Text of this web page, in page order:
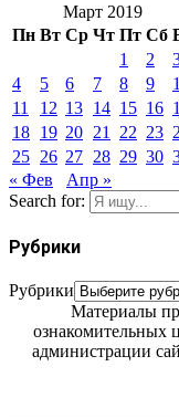
Март 2019
Пн Вт Ср Чт Пт Сб
1
2
4
5 6 7 8 9
11
12 13 14 15 16
18 19 20 21 22 23
25 26 27 28 29 30
« Фев
Апр »
Search for:
Рубрики
Рубрики
Материалы
ознакомительных
администрации